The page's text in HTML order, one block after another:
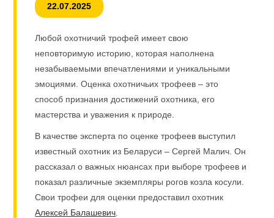
Любой охотничий трофей имеет свою
неповторимую историю, которая наполнена
незабываемыми впечатлениями и уникальными
эмоциями. Оценка охотничьих трофеев – это
способ признания достижений охотника, его
мастерства и уважения к природе.
В качестве эксперта по оценке трофеев выступил
известный охотник из Беларуси – Сергей Малич. Он
рассказал о важных нюансах при выборе трофеев и
показал различные экземпляры рогов козла косули.
Свои трофеи для оценки предоставил охотник
Алексей Балашевич
22.07.2025